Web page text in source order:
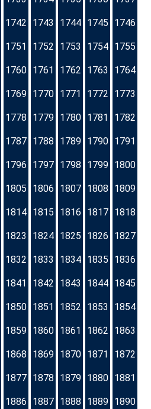
1742 1743 1744 1745 1746
1751 1752 1753 1754 1755
1760 1761 1762 1763 1764
1769 1770 1771 1772 1773
1778 1779 1780 1781 1782
1787 1788 1789 1790 1791
1796 1797 1798 1799 1800
1805 1806 1807 1808 1809
1814 1815 1816 1817 1818
1823 1824 1825 1826 1827
1832 1833 1834 1835 1836
1841 1842 1843 1844 1845
1850 1851 1852 1853 1854
1859 1860 1861 1862 1863
1868 1869 1870 1871 1872
1877 1878 1879 1880 1881
1886 1887 1888 1889 1890